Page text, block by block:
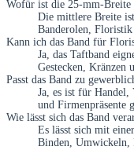
Wofür ist die 25-mm-Breite
Die mittlere Breite
Banderolen, Floristik
Kann ich das Band für
Ja, das Taftband
Gestecken, Kränzen
Passt das Band zu
Ja, es ist für Handel,
und Firmenpräsente
Wie lässt sich das Band
Es lässt sich mit
Binden, Umwickeln,